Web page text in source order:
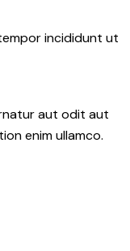
incididunt ut
aut odit aut
enim ullamco.